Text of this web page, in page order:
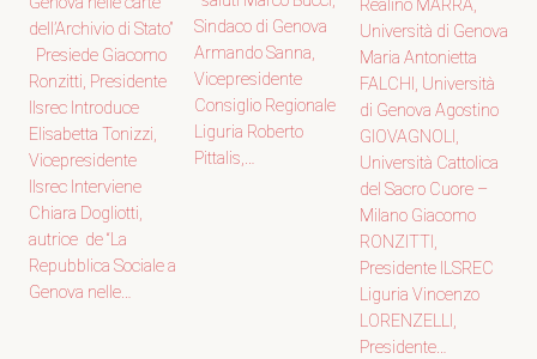
dell’Archivio di Stato”
Presiede Giacomo
Ronzitti, Presidente
Ilsrec Introduce
Elisabetta Tonizzi,
Vicepresidente
Ilsrec Interviene
Chiara Dogliotti,
autrice de “La
Repubblica Sociale a
Genova nelle…
Sindaco di Genova
Armando Sanna,
Vicepresidente
Consiglio Regionale
Liguria Roberto
Pittalis,…
Realino MARRA,
Università di Genova
Maria Antonietta
FALCHI, Università
di Genova Agostino
GIOVAGNOLI,
Università Cattolica
del Sacro Cuore –
Milano Giacomo
RONZITTI,
Presidente ILSREC
Liguria Vincenzo
LORENZELLI,
Presidente…